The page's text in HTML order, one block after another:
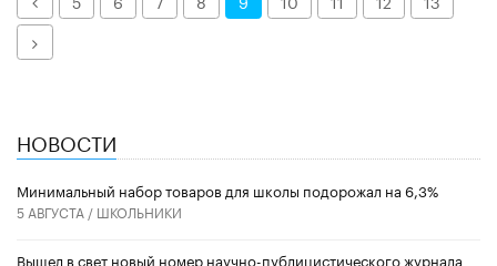
Далее
НОВОСТИ
Минимальный набор товаров для школы подорожал на 6,3%
5 АВГУСТА / ШКОЛЬНИКИ
Вышел в свет новый номер научно-публицистического журнала